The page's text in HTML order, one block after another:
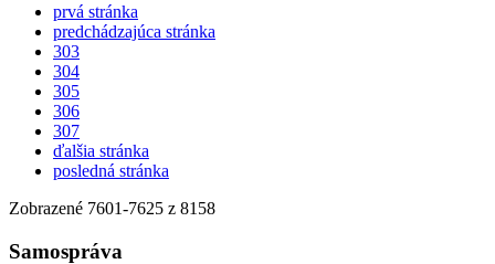
prvá stránka
predchádzajúca stránka
303
304
305
306
307
ďalšia stránka
posledná stránka
Zobrazené 7601-7625 z 8158
Samospráva